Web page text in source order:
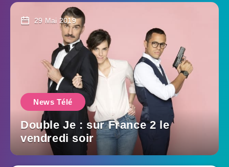
29 Mai 2019
News Télé
Double Je : sur France 2 le
vendredi soir